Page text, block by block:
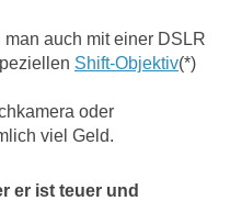
auch mit einer DSLR
Shift-Objektiv(*)
oder
viel Geld.
er ist teuer und